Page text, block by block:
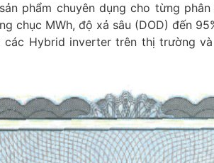
phẩm chuyên dụng cho từng
chục MWh, độ xả sâu (DOD) đến
Hybrid inverter trên thị trường